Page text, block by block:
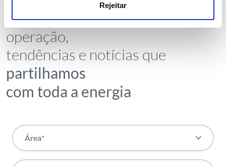
Rejeitar
Receba todos os detalhes da
operação,
tendências e notícias que
partilhamos
com toda a energia
Área*